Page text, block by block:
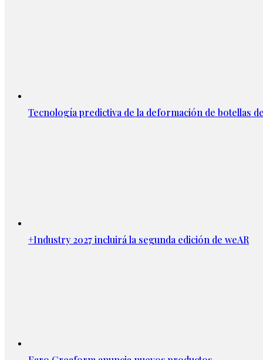
Tecnología predictiva de la deformación de botellas
+Industry 2027 incluirá la segunda edición de weAR